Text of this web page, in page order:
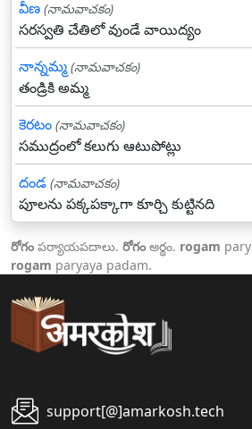
వీణ (నామవాచకం)
సరస్వతి చేతిలో వుండే వాయిద్యం
నాన్నమ్మ (నామవాచకం)
తండ్రికి అమ్మ
కెరటం (నామవాచకం)
సముద్రంలో కలుగు ఆటుపోట్లు
దండ (నామవాచకం)
పూలను పక్కపక్కాగా కూర్చి కుట్టినది
రోగం పర్యాయపదాలు. రోగం అర్థం. rogam
rogam paryaya padam.
support[@]amarkosh.tech